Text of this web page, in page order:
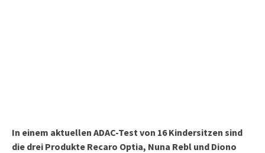
In einem aktuellen ADAC-Test von 16 Kindersitzen sind
die drei Produkte Recaro Optia, Nuna Rebl und Diono